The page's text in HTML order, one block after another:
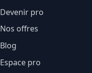
Devenir pro
Nos offres
Blog
Espace pro